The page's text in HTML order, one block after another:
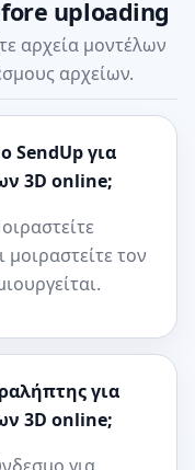
uploading
αρχεία μοντέλων
αρχείων.
SendUp για
3D online;
τον
για
3D online;